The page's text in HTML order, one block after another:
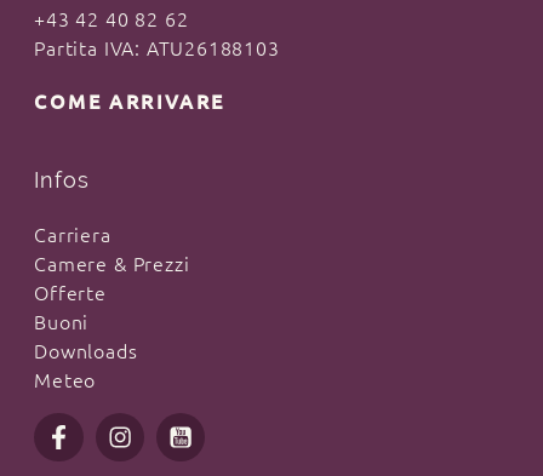
+43 42 40 82 62
Partita IVA: ATU26188103
COME ARRIVARE
Infos
Carriera
Camere & Prezzi
Offerte
Buoni
Downloads
Meteo